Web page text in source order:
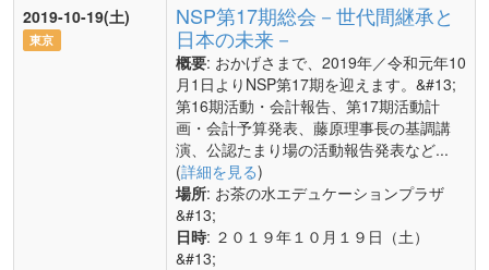
2019-10-19(土)
東京
NSP第17期総会－世代間継承と
日本の未来－
概要: おかげさまで、2019年／令和元年10
月1日よりNSP第17期を迎えます。&#13;
第16期活動・会計報告、第17期活動計
画・会計予算発表、藤原理事長の基調講
演、公認たまり場の活動報告発表など...
(詳細を見る)
場所: お茶の水エデュケーションプラザ
&#13;
日時: ２０１９年１０月１９日（土）
&#13;